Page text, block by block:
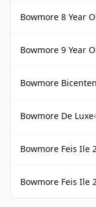
Bowmore 8 Year
Bowmore 9 Year
Bowmore
Bowmore De Luxe
Bowmore Feis Ile
Bowmore Feis Ile